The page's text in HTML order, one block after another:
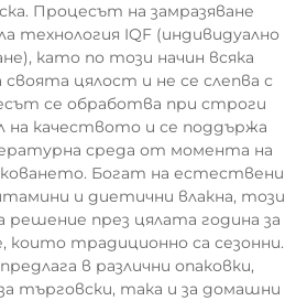
Процесът на замразяване
технология IQF (индивидуално
като по този начин всяка
своята цялост и не се слепва с
се обработва при строги
на качеството и се поддържа
среда от моментa на
Богат на естествени
и диетични влакна, този
решение през цялата година за
които традиционно са сезонни.
в различни опаковки,
търговски, така и за домашни